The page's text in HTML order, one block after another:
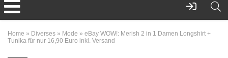
Home » Diverses » Mode » eBay WOW!: Merish 2 in 1 Damen Longshirt +
Tunika für nur 16,90 Euro inkl. Versand